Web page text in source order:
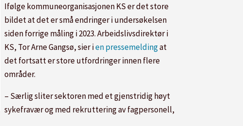
Ifølge kommuneorganisasjonen KS er det store
bildet at det er små endringer i undersøkelsen
siden forrige måling i 2023. Arbeidslivsdirektør i
KS, Tor Arne Gangsø, sier ien pressemeldingat
det fortsatt er store utfordringer innen flere
områder.
– Særlig sliter sektoren med et gjenstridig høyt
sykefravær og med rekruttering av fagpersonell,